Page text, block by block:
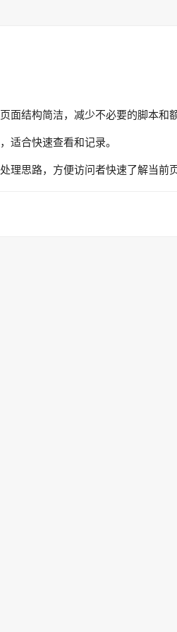
面结构简洁，减少不必要的脚本和
适合快速查看和记录。
理思路，方便访问者快速了解当前